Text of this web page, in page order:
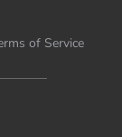
of Service